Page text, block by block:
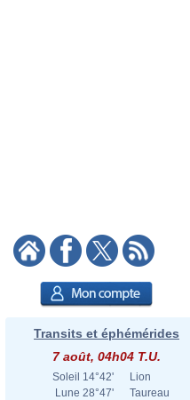
Transits et éphémérides
7 août, 04h04 T.U.
Soleil 14°42'
Lion
Lune 28°47'
Taureau